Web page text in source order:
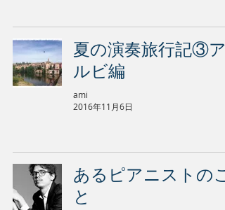
夏の演奏旅行記③ア
ルビ編
ami
2016年11月6日
あるピアニストのこ
と